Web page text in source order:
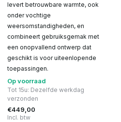
levert betrouwbare warmte, ook
onder vochtige
weersomstandigheden, en
combineert gebruiksgemak met
een onopvallend ontwerp dat
geschikt is voor uiteenlopende
toepassingen.
Op voorraad
Tot 15u: Dezelfde werkdag
verzonden
€449,00
Incl. btw